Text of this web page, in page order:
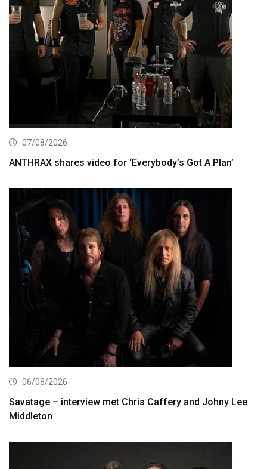
07/08/2026
ANTHRAX shares video for ‘Everybody’s Got A Plan’
06/08/2026
Savatage – interview met Chris Caffery and Johny Lee
Middleton